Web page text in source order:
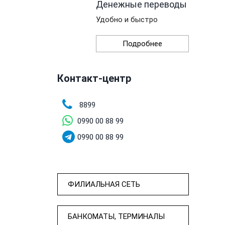
Денежные переводы
Удобно и быстро
Подробнее
Контакт-центр
8899
0990 00 88 99
0990 00 88 99
ФИЛИАЛЬНАЯ СЕТЬ
БАНКОМАТЫ, ТЕРМИНАЛЫ